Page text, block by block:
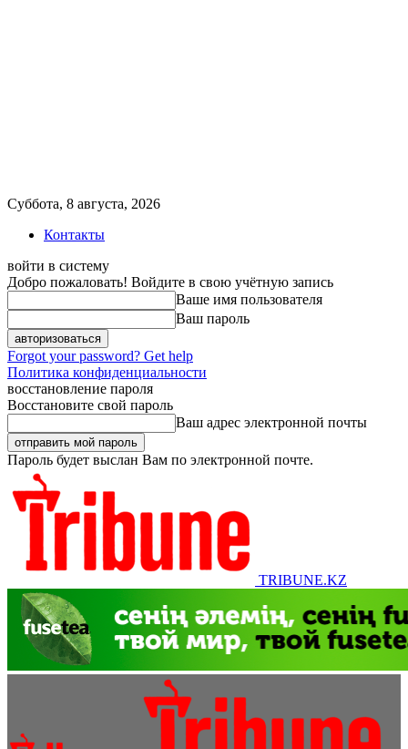
Суббота, 8 августа, 2026
Контакты
войти в систему
Добро пожаловать! Войдите в свою учётную запись
Ваше имя пользователя
Ваш пароль
Forgot your password? Get help
Политика конфиденциальности
восстановление пароля
Восстановите свой пароль
Ваш адрес электронной почты
Пароль будет выслан Вам по электронной почте.
TRIBUNE.KZ